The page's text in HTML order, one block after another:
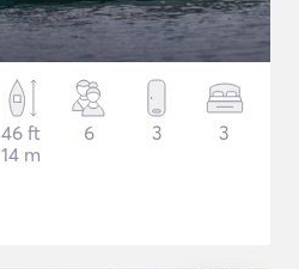
46 ft
14 m
6 3 3